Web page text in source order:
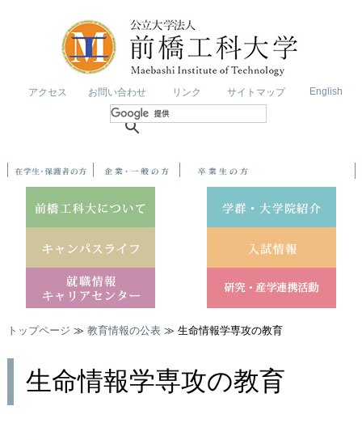
アクセス お問い合わせ リンク サイトマップ English
トップページ ≫ 教育情報の公表≫ 生命情報学専攻の教育
生命情報学専攻の教育